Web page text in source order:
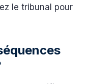
le tribunal pour